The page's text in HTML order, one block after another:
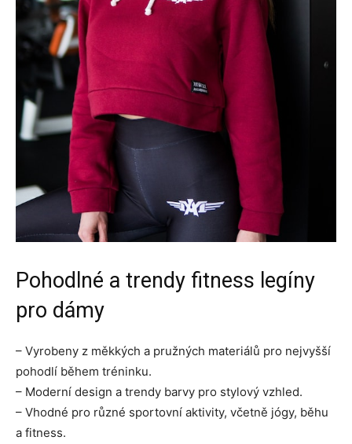
Pohodlné a trendy fitness legíny
pro dámy
– Vyrobeny z měkkých a pružných materiálů pro nejvyšší
pohodlí během tréninku.
– Moderní design a trendy barvy pro stylový vzhled.
– Vhodné pro různé sportovní aktivity, včetně jógy, běhu
a fitness.